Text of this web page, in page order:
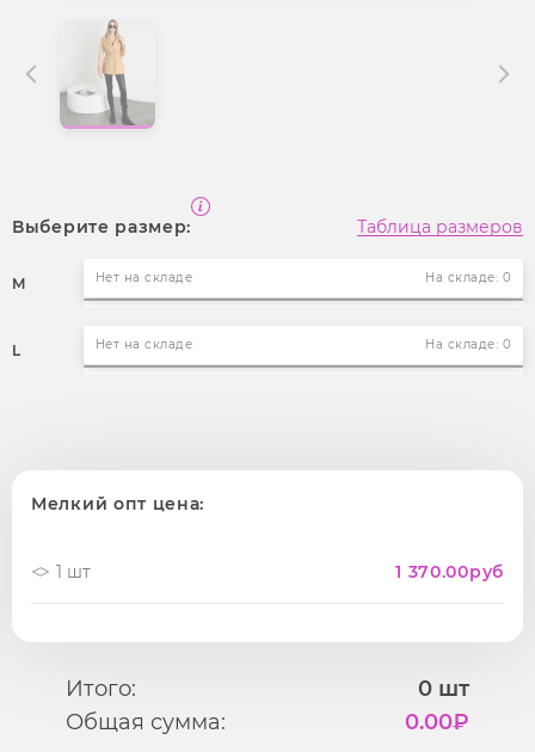
Выберите размер: Таблица размеров
M Нет на складе На складе: 0
L Нет на складе На складе: 0
Мелкий опт цена:
1 шт 1 370.00руб
Итого: 0 шт
Общая сумма:
0.00₽